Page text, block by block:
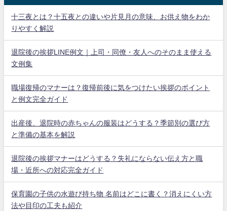
十三夜とは？十五夜との違いや片見月の意味、お供え物をわか
りやすく解説
退院後の挨拶LINE例文｜上司・同僚・友人へのそのまま使える
文例集
職場復帰のマナーは？復帰前後に気をつけたい挨拶のポイント
と例文完全ガイド
出産後、退院時の赤ちゃんの服装はどうする？季節別の選び方
と準備の基本を解説
退院後の挨拶マナーはどうする？失礼にならない伝え方と職
場・近所への対応完全ガイド
保育園の子供の水遊び持ち物 名前はどこに書く？消えにくい方
法や目印の工夫も紹介